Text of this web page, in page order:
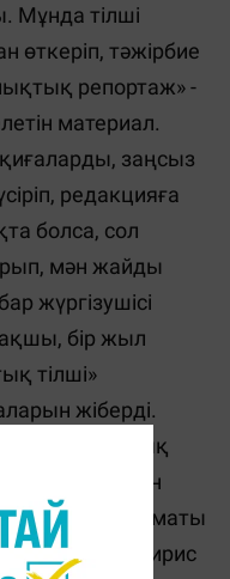
Мұнда тілші
өткеріп, тәжірбие
репортаж» -
материал.
заңсыз
редакцияға
болса, сол
мән жайды
жүргізушісі
бір жыл
тілші»
жіберді.
тарқаттық
оң шешемін
Мәселен, Алматы
тұрғыны Томирис